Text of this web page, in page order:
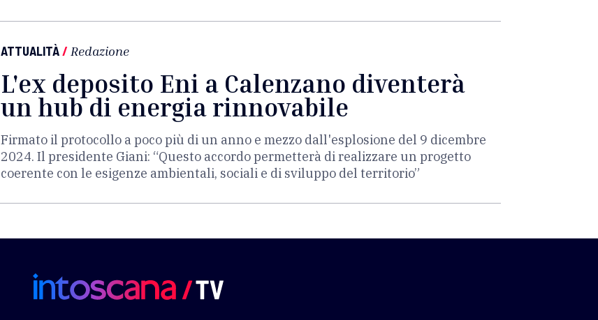
ATTUALITÀ/ Redazione
L'ex deposito Eni a Calenzano diventerà
un hub di energia rinnovabile
Firmato il protocollo a poco più di un anno e mezzo dall'esplosione del 9 dicembre
2024. Il presidente Giani: “Questo accordo permetterà di realizzare un progetto
coerente con le esigenze ambientali, sociali e di sviluppo del territorio”